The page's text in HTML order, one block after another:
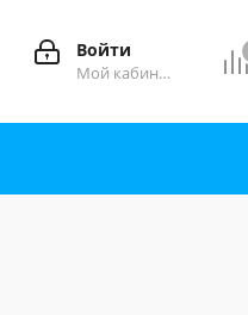
Войти
Мой кабинет